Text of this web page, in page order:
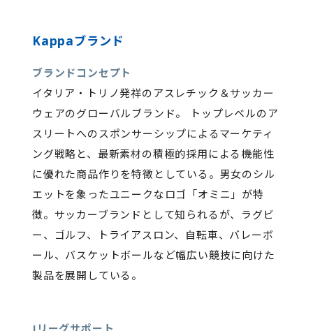
Kappaブランド
ブランドコンセプト
イタリア・トリノ発祥のアスレチック＆サッカー
ウェアのグローバルブランド。 トップレベルのア
スリートへのスポンサーシップによるマーケティ
ング戦略と、最新素材の積極的採用による機能性
に優れた商品作りを特徴としている。男女のシル
エットを象ったユニークなロゴ「オミニ」が特
徴。サッカーブランドとして知られるが、ラグビ
ー、ゴルフ、トライアスロン、自転車、バレーボ
ール、バスケットボールなど幅広い競技に向けた
製品を展開している。